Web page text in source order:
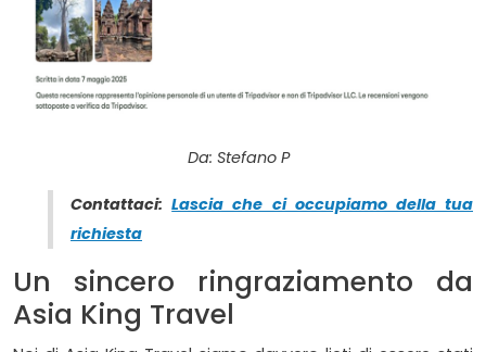
Da: Stefano P
Contattaci:Lascia che ci occupiamo della tua
richiesta
Un sincero ringraziamento da
Asia King Travel